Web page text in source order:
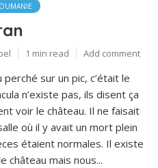
1 min read Add comment
sur un pic, c’était le
n’existe pas, ils disent ça
voir le château. Il ne faisait
où il y avait un mort plein
étaient normales. Il existe
château mais nous...